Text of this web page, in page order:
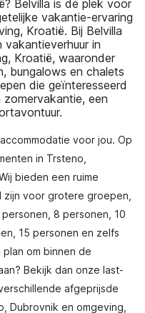
Belvilla is dé plek voor
vakantie-ervaring
Kroatië. Bij Belvilla
in
Kroatië, waaronder
bungalows en chalets
die geïnteresseerd
een
voor jou. Op
in Trsteno,
bieden een ruime
voor grotere groepen,
8 personen, 10
15 personen en zelfs
om binnen de
Bekijk dan onze last-
afgeprijsde
Dubrovnik en omgeving,